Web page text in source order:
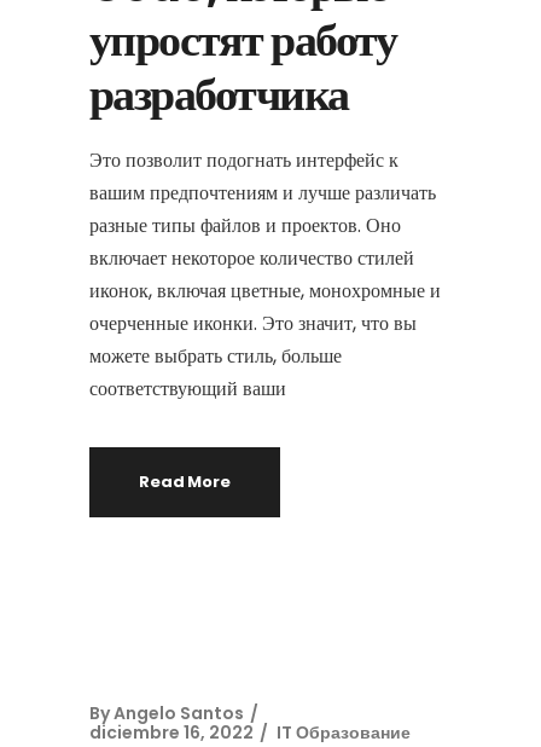
упростят работу
разработчика
Это позволит подогнать интерфейс к
вашим предпочтениям и лучше различать
разные типы файлов и проектов. Оно
включает некоторое количество стилей
иконок, включая цветные, монохромные и
очерченные иконки. Это значит, что вы
можете выбрать стиль, больше
соответствующий ваши
Read More
ByAngelo Santos
diciembre 16, 2022
IT Образование